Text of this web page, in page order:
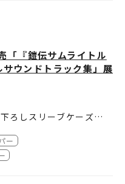
犬夜叉』のオープニング
れる作品に携わることが
ています。
んに愛していただけるこ
ノンクレジットオープ
なくなり次第終了となり
ください。
変更となる場合がござい
ては、各店舗様までお問
ルーパー CHARAC
vol.2
売！
税込) / 3,500円(税抜)
イラストジャケット/特
：北条武蔵
北条大和
）】
CDをイメージしたデザ
SRML-1148
「『鎧伝サムライトル
ウンドトラック集」展
ろしスリーブケーズ
ター［5枚組］封入
：特典内容）】
ー